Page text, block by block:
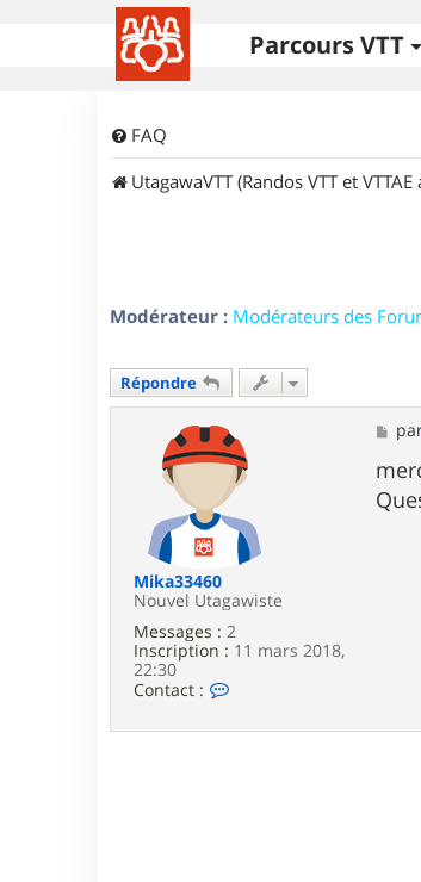
Parcours VTT
FAQ
UtagawaVTT (Randos VTT et VTTAE
Modérateur : Modérateurs des
Répondre
Mika33460
Nouvel Utagawiste
Messages : 2
Inscription : 11 mars 2018,
22:30
Contact :
M
e
s
s
a